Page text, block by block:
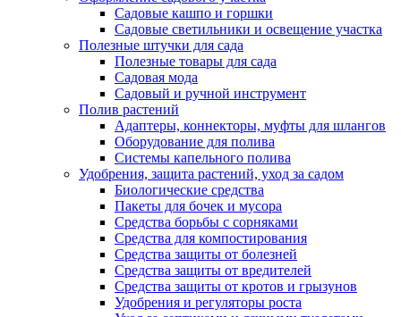
Садовые кашпо и горшки
Садовые светильники и освещение участка
Полезные штучки для сада
Полезные товары для сада
Садовая мода
Садовый и ручной инструмент
Полив растений
Адаптеры, коннекторы, муфты для шлангов
Оборудование для полива
Системы капельного полива
Удобрения, защита растений, уход за садом
Биологические средства
Пакеты для бочек и мусора
Средства борьбы с сорняками
Средства для компостирования
Средства защиты от болезней
Средства защиты от вредителей
Средства защиты от кротов и грызунов
Удобрения и регуляторы роста